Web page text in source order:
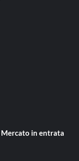
Mercato in entrata